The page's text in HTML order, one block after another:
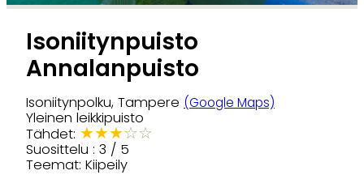
Isoniitynpuisto
Annalanpuisto
Isoniitynpolku, Tampere (Google Maps)
Yleinen leikkipuisto
Tähdet: ★★★☆☆
Suosittelu : 3 / 5
Teemat: Kiipeily